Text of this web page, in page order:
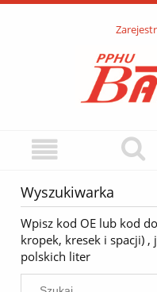
Wyszukiwarka
Wpisz kod OE lub kod
kropek, kresek i spacji) ,
polskich liter